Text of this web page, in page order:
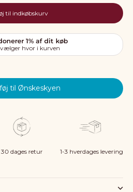
til indkøbskurv
til Ønskeskyen
30 dages retur 1-3 hverdages levering